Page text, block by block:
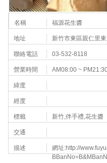
名稱 福源花生醬
地址 新竹市東區親仁里
聯絡電話 03-532-8118
營業時間 AM08:00 ~
緯度
經度
標籤 新竹,伴手禮,花生醬
交通
描述 網址:http://